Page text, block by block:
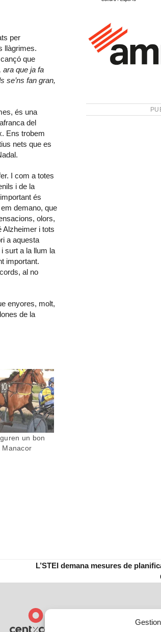
per
llàgrimes.
que
ara que ja fa
se’ns fan gran,
és una
del
Ens trobem
nets que es
I com a totes
i de la
és
demano, que
olors,
Alzheimer i tots
a aquesta
surt a la llum la
important.
al no
enyores, molt,
de la
un bon
L’STEI demana mesures de